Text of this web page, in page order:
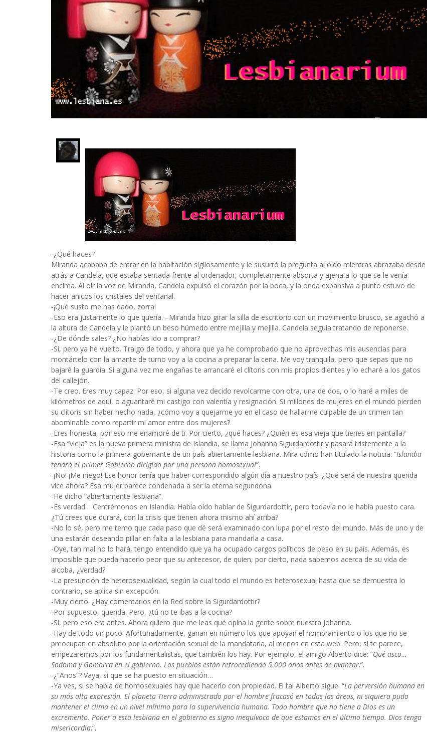
INFIELES
-¿Qué haces?
Miranda acababa de entrar en la habitación sigilosamente y le susurró la pregunta al oído mientras abrazaba desde
atrás a Candela, que estaba sentada frente al ordenador, completamente absorta y ajena a lo que se le venía
encima. Al oír la voz de Miranda, Candela expulsó el corazón por la boca, y la onda expansiva a punto estuvo de
hacer añicos los cristales del ventanal.
-¡Qué susto me has dado, zorra!
-Eso era justamente lo que quería. –Miranda hizo girar la silla de escritorio con un movimiento brusco, se agachó a
la altura de Candela y le plantó un beso húmedo entre mejilla y mejilla. Candela seguía tratando de reponerse.
-¿De dónde sales? ¿No habías ido a comprar?
-Sí, pero ya he vuelto. Traigo de todo, y ahora que ya he comprobado que no aprovechas mis ausencias para
montártelo con la amante de turno voy a la cocina a preparar la cena. Me voy tranquila, pero que sepas que no
bajaré la guardia. Si alguna vez me engañas te arrancaré el clítoris con mis propios dientes y lo echaré a los gatos
del callejón.
-Te creo. Eres muy capaz. Por eso, si alguna vez decido revolcarme con otra, una de dos, o lo haré a miles de
kilómetros de aquí, o aguantaré mi castigo con valentía y resignación. Si millones de mujeres en el mundo pierden
su clítoris sin haber hecho nada, ¿cómo voy a quejarme yo en el caso de hallarme culpable de un crimen tan
abominable como repartir mi amor entre dos mujeres?
-Eres honesta, por eso me enamoré de ti. Por cierto, ¿qué haces? ¿Quién es esa vieja que tienes en pantalla?
-Esa “vieja” es la nueva primera ministra de Islandia, se llama Johanna Sigurdardottir y pasará tristemente a la
historia como la primera gobernante de un país abiertamente lesbiana. Mira cómo han titulado la noticia: “Islandia
tendrá el primer Gobierno dirigido por una persona homosexual”.
-¡No! ¡Me niego! Ese honor tenía que haber correspondido algún día a nuestro país. ¿Qué será de nuestra querida
vice ahora? Esa mujer parece condenada a ser la eterna segundona.
-He dicho “abiertamente lesbiana”.
-Es verdad… Centrémonos en Islandia. Había oído hablar de Sigurdardottir, pero todavía no le había puesto cara.
¿Tú crees que durará, con la crisis que tienen ahora mismo ahí arriba?
-No lo sé, pero me temo que cada paso que dé será examinado con lupa por el resto del mundo. Más de uno y de
una estarán deseando pillar en falta a la lesbiana para mandarla a casa.
-Oye, tan mal no lo hará, tengo entendido que ya ha ocupado cargos políticos de peso en su país. Además, es
imposible que pueda hacerlo peor que su antecesor, de quien, por cierto, nada sabemos acerca de su vida de
alcoba, ¿verdad?
-La presunción de heterosexualidad, según la cual todo el mundo es heterosexual hasta que se demuestra lo
contrario, se aplica sin excepción.
-Muy cierto. ¿Hay comentarios en la Red sobre la Sigurdardottir?
-Por supuesto, querida. Pero, ¿tú no te ibas a la cocina?
-Sí, pero eso era antes. Ahora quiero que me leas qué opina la gente sobre nuestra Johanna.
-Hay de todo un poco. Afortunadamente, ganan en número los que apoyan el nombramiento o los que no se
preocupan en absoluto por la orientación sexual de la mandataria, al menos en esta web. Pero, si te parece,
empezaremos por los fundamentalistas, que también los hay. Por ejemplo, el amigo Alberto dice: “Qué asco…
Sodoma y Gomorra en el gobierno. Los pueblos están retrocediendo 5.000 anos antes de avanzar.”.
-¿”Anos”? Vaya, sí que se ha puesto en situación…
-Ya ves, si se habla de homosexuales hay que hacerlo con propiedad. El tal Alberto sigue: “La perversión humana en
su más alta expresión. El planeta Tierra administrado por el hombre fracasó en todas las áreas, ni siquiera pudo
mantener el clima en un nivel mínimo para la supervivencia humana. Todo hombre que no tiene a Dios es un
excremento. Poner a esta lesbiana en el gobierno es signo inequívoco de que estamos en el último tiempo. Dios tenga
misericordia.”.